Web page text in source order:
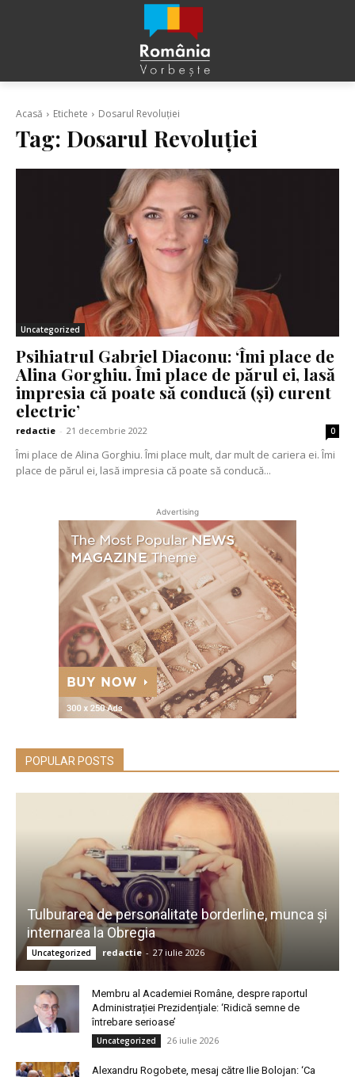
Acasă Etichete Dosarul Revoluției
Tag: Dosarul Revoluției
Uncategorized
Psihiatrul Gabriel Diaconu: ‘Îmi place de
Alina Gorghiu. Îmi place de părul ei, lasă
impresia că poate să conducă (și) curent
electric’
redactie - 21 decembrie 2022 0
Îmi place de Alina Gorghiu. Îmi place mult, dar mult de cariera ei. Îmi
place de părul ei, lasă impresia că poate să conducă...
Advertising
POPULAR POSTS
Tulburarea de personalitate borderline, munca și
internarea la Obregia
Uncategorized redactie - 27 iulie 2026
Membru al Academiei Române, despre raportul
Administrației Prezidențiale: ‘Ridică semne de
întrebare serioase’
Uncategorized 26 iulie 2026
Alexandru Rogobete, mesaj către Ilie Bolojan: ‘Ca